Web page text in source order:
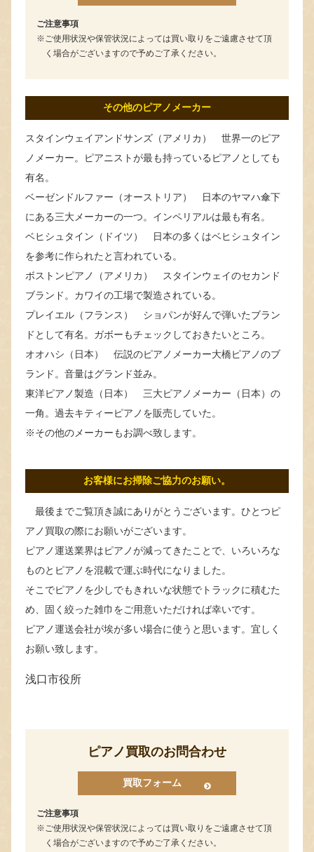
ご注意事項
ご使用状況や保管状況によっては買い取りをご遠慮させて頂
く場合がございますので予めご了承ください。
その他のピアノメーカー
スタインウェイアンドサンズ（アメリカ） 世界一のピア
ノメーカー。ピアニストが最も持っているピアノとしても
有名。
ベーゼンドルファー（オーストリア） 日本のヤマハ傘下
にある三大メーカーの一つ。インペリアルは最も有名。
ベヒシュタイン（ドイツ） 日本の多くはベヒシュタイン
を参考に作られたと言われている。
ボストンピアノ（アメリカ） スタインウェイのセカンド
ブランド。カワイの工場で製造されている。
プレイエル（フランス） ショパンが好んで弾いたブラン
ドとして有名。ガボーもチェックしておきたいところ。
オオハシ（日本） 伝説のピアノメーカー大橋ピアノのブ
ランド。音量はグランド並み。
東洋ピアノ製造（日本） 三大ピアノメーカー（日本）の
一角。過去キティーピアノを販売していた。
※その他のメーカーもお調べ致します。
お客様にお掃除ご協力のお願い。
最後までご覧頂き誠にありがとうございます。ひとつピ
アノ買取の際にお願いがございます。
ピアノ運送業界はピアノが減ってきたことで、いろいろな
ものとピアノを混載で運ぶ時代になりました。
そこでピアノを少しでもきれいな状態でトラックに積むた
め、固く絞った雑巾をご用意いただければ幸いです。
ピアノ運送会社が埃が多い場合に使うと思います。宜しく
お願い致します。
浅口市役所
ピアノ買取のお問合わせ
買取フォーム
ご注意事項
ご使用状況や保管状況によっては買い取りをご遠慮させて頂
く場合がございますので予めご了承ください。